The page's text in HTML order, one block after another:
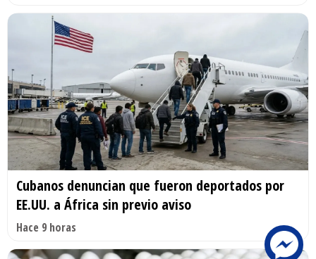
Cubanos denuncian que fueron deportados por
EE.UU. a África sin previo aviso
Hace 9 horas